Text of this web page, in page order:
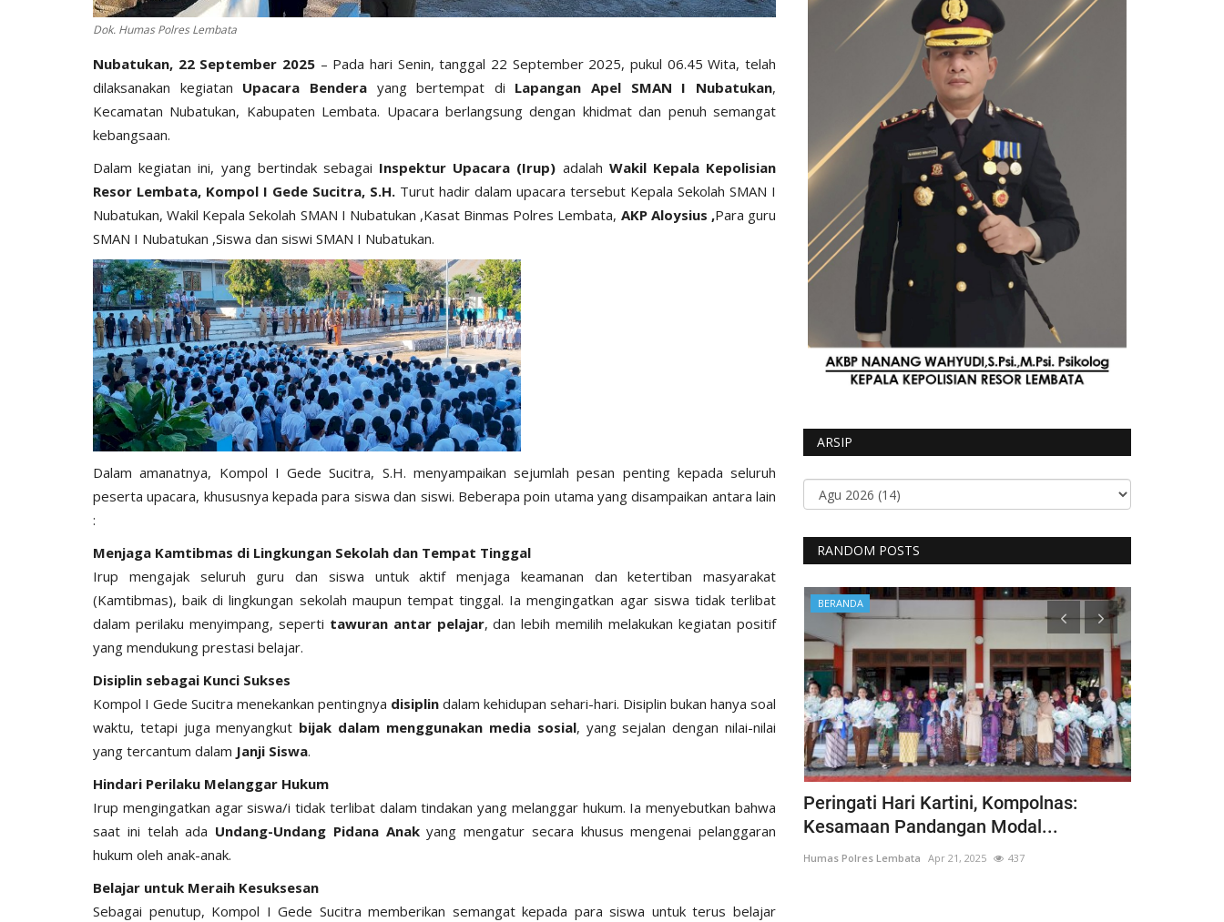
Dok. Humas Polres Lembata
Nubatukan, 22 September 2025 – Pada hari Senin, tanggal 22 September 2025, pukul 06.45 Wita, telah
dilaksanakan kegiatan Upacara Benderayang bertempat di Lapangan Apel SMAN I Nubatukan,
Kecamatan Nubatukan, Kabupaten Lembata. Upacara berlangsung dengan khidmat dan penuh semangat
kebangsaan.
Dalam kegiatan ini, yang bertindak sebagai Inspektur Upacara (Irup) adalah Wakil Kepala Kepolisian
Resor Lembata, Kompol I Gede Sucitra, S.H. Turut hadir dalam upacara tersebut Kepala Sekolah SMAN I
Nubatukan, Wakil Kepala Sekolah SMAN I Nubatukan ,Kasat Binmas Polres Lembata, AKP Aloysius ,Para guru
SMAN I Nubatukan ,Siswa dan siswi SMAN I Nubatukan.
Dalam amanatnya, Kompol I Gede Sucitra, S.H. menyampaikan sejumlah pesan penting kepada seluruh
peserta upacara, khususnya kepada para siswa dan siswi. Beberapa poin utama yang disampaikan antara lain
:
Menjaga Kamtibmas di Lingkungan Sekolah dan Tempat Tinggal
Irup mengajak seluruh guru dan siswa untuk aktif menjaga keamanan dan ketertiban masyarakat
(Kamtibmas), baik di lingkungan sekolah maupun tempat tinggal. Ia mengingatkan agar siswa tidak terlibat
dalam perilaku menyimpang, seperti tawuran antar pelajar, dan lebih memilih melakukan kegiatan positif
yang mendukung prestasi belajar.
Disiplin sebagai Kunci Sukses
Kompol I Gede Sucitra menekankan pentingnya disiplin dalam kehidupan sehari-hari. Disiplin bukan hanya soal
waktu, tetapi juga menyangkut bijak dalam menggunakan media sosial, yang sejalan dengan nilai-nilai
yang tercantum dalam Janji Siswa.
Hindari Perilaku Melanggar Hukum
Irup mengingatkan agar siswa/i tidak terlibat dalam tindakan yang melanggar hukum. Ia menyebutkan bahwa
saat ini telah ada Undang-Undang Pidana Anakyang mengatur secara khusus mengenai pelanggaran
hukum oleh anak-anak.
Belajar untuk Meraih Kesuksesan
Sebagai penutup, Kompol I Gede Sucitra memberikan semangat kepada para siswa untuk terus belajar
ARSIP
RANDOM POSTS
ROMA,
BERANDA
Waspada TPPO, Kapolres Lembata :
Jangan Termakan Bujuk...
Humas Polres Lembata
BERANDA
Patroli Malam Hari, Sat Lantas Polres
Lembata Berikan Pesan...
BERANDA
Peringati Hari Kartini, Kompolnas:
Kesamaan Pandangan Modal...
Humas Polres Lembata Apr 21, 2025 437